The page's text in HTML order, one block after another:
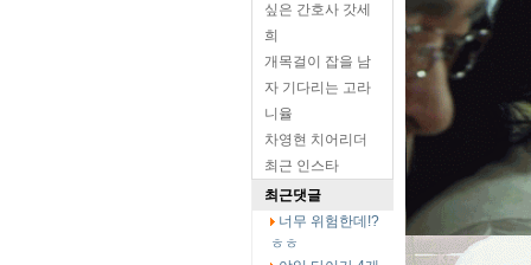
싶은 간호사 갓세
희
개목걸이 잡을 남
자 기다리는 고라
니율
차영현 치어리더
최근 인스타
최근댓글
너무 위험한데!?
ㅎㅎ